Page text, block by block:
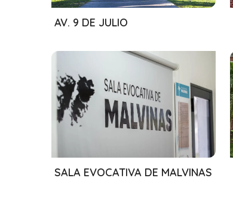
01/08/2024
AV. 9 DE JULIO
01/08/2024
SALA EVOCATIVA DE MALVINAS